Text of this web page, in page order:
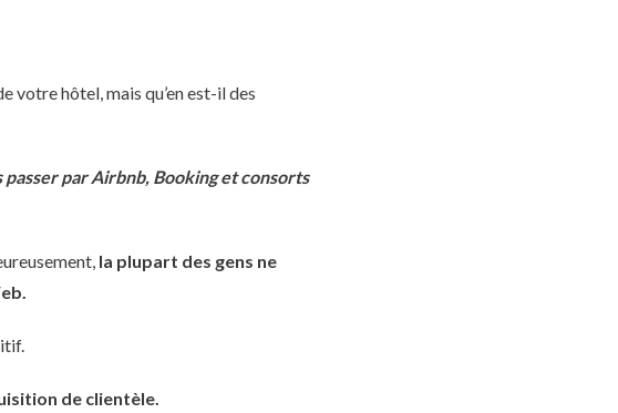
votre hôtel, mais qu’en est-il des
par Airbnb, Booking et consorts
la plupart des gens ne
de clientèle.